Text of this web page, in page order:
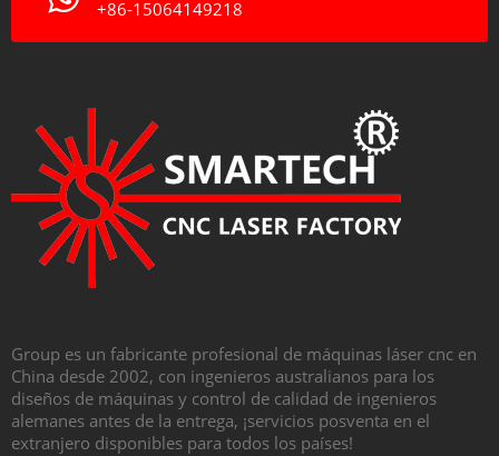
+86-15064149218
Group es un fabricante profesional de máquinas láser cnc en
China desde 2002, con ingenieros australianos para los
diseños de máquinas y control de calidad de ingenieros
alemanes antes de la entrega, ¡servicios posventa en el
extranjero disponibles para todos los países!